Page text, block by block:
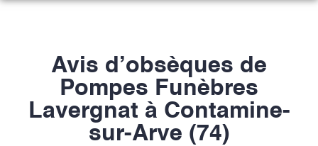
ORGANISER DES OBSÈQUES
PRÉVOIR SES OBSÈQUES
MONUMENTS FUNÉRAIRES
NOS AGENCES
AGENCE ANNEMASSE
AGENCE REIGNIER-ESERY
ESPACES HOMMAGES
NOTRE HISTOIRE
Avis d’obsèques de
Pompes Funèbres
Lavergnat à Contamine-
sur-Arve (74)